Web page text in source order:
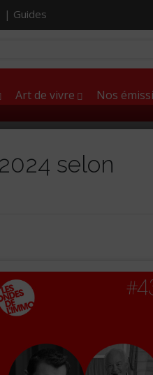
| Guides
Art de vivre Nos
selon